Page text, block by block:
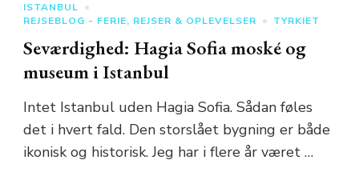
ISTANBUL
REJSEBLOG - FERIE, REJSER & OPLEVELSER
TYRKIET
Seværdighed: Hagia Sofia moské og
museum i Istanbul
Intet Istanbul uden Hagia Sofia. Sådan føles
det i hvert fald. Den storslået bygning er både
ikonisk og historisk. Jeg har i flere år været …